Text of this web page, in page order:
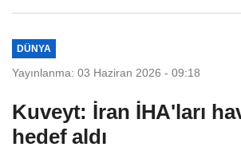
DÜNYA
Yayınlanma: 03 Haziran 2026 - 09:18
Kuveyt: İran İHA'ları
hedef aldı